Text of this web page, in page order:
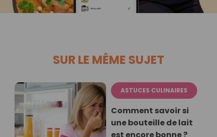
SUR LE MÊME SUJET
ASTUCES CULINAIRES
Comment savoir si
une bouteille de lait